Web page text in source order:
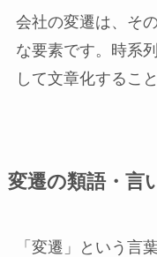
会社の変遷は、そ
な要素です。時系
して文章化するこ
変遷の類語・言
「変遷」という言